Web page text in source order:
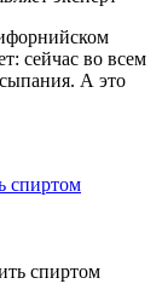
сейчас во всем
А это
спиртом